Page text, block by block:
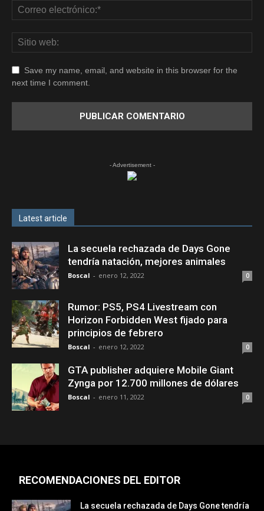
Save my name, email, and website in this browser for the
next time I comment.
- Advertisement -
Latest article
La secuela rechazada de Days Gone
tendría natación, mejores animales
Boscal - enero 12, 2022 0
Rumor: PS5, PS4 Livestream con
Horizon Forbidden West fijado para
principios de febrero
Boscal - enero 12, 2022 0
GTA publisher adquiere Mobile Giant
Zynga por 12.700 millones de dólares
Boscal - enero 11, 2022 0
RECOMENDACIONES DEL EDITOR
La secuela rechazada de Days Gone tendría